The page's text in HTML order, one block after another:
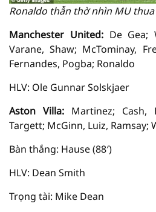
Ronaldo thẫn thờ nhìn MU thua
Manchester United:De Gea;
Varane, Shaw; McTominay,
Fernandes, Pogba; Ronaldo
HLV: Ole Gunnar Solskjaer
Aston Villa: Martinez; Cash,
Targett; McGinn, Luiz, Ramsay;
Bàn thắng: Hause (88′)
HLV: Dean Smith
Trọng tài: Mike Dean